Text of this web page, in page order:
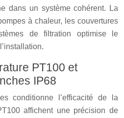
dans un système cohérent. La
à chaleur, les couvertures
de filtration optimise le
PT100 et
IP68
conditionne l’efficacité de la
affichent une précision de